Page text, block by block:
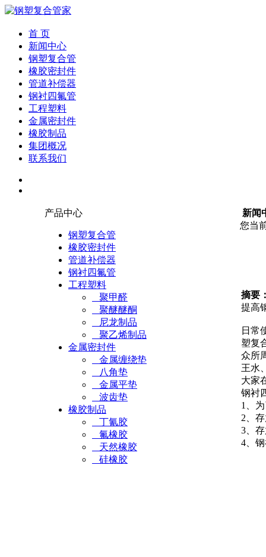
首 页
新闻中心
钢塑复合管
橡胶密封件
管道补偿器
钢衬四氟管
工程塑料
金属密封件
橡胶制品
集团概况
联系我们
产品中心
钢塑复合管
橡胶密封件
管道补偿器
钢衬四氟管
工程塑料
聚甲醛
聚醚醚酮
尼龙制品
聚乙烯制品
金属密封件
金属缠绕垫
八角垫
金属平垫
波齿垫
橡胶制品
丁氰胶
氟橡胶
天然橡胶
硅橡胶
新闻
您当
摘要
提高
日常
塑复
众所
王水
大家
钢衬
1、
2、
3、
4、